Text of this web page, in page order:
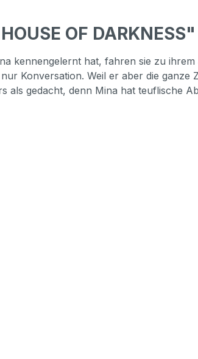
OF DARKNESS"
kennengelernt hat, fahren sie zu
Konversation. Weil er aber die
als gedacht, denn Mina hat teuflische